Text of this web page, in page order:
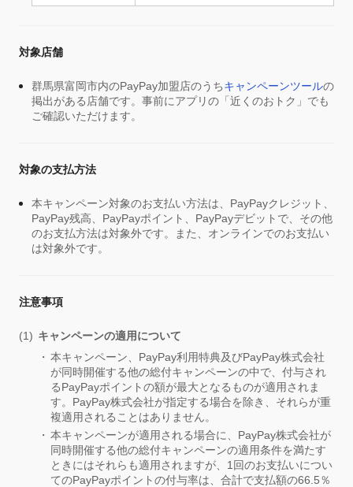
対象店舗
群馬県富岡市内のPayPay加盟店のうちキャンペーンツールの
掲出がある店舗です。事前にアプリの「近くのおトク」でも
ご確認いただけます。
対象の支払方法
本キャンペーン対象のお支払い方法は、PayPayクレジット、
PayPay残高、PayPayポイント、PayPayデビットで、その他
のお支払方法は対象外です。また、オンラインでのお支払い
は対象外です。
注意事項
キャンペーンの適用について
本キャンペーン、PayPay利用特典及びPayPay株式会社
が同時開催する他の総付キャンペーンの中で、付与され
るPayPayポイントの額が最大となるものが適用されま
す。PayPay株式会社が指定する場合を除き、それらが重
複適用されることはありません。
本キャンペーンが適用される場合に、PayPay株式会社が
同時開催する他の総付キャンペーンの適用条件を満たす
ときにはそれらも適用されますが、1回のお支払いについ
てのPayPayポイントの付与率は、合計で支払額の66.5％